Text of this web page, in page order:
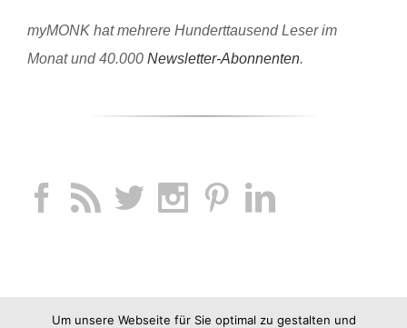
myMONK hat mehrere Hunderttausend Leser im
Monat und 40.000 Newsletter-Abonnenten.
Um unsere Webseite für Sie optimal zu gestalten und